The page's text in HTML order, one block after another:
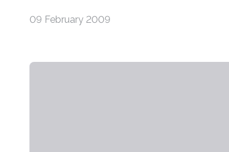
09 February 2009